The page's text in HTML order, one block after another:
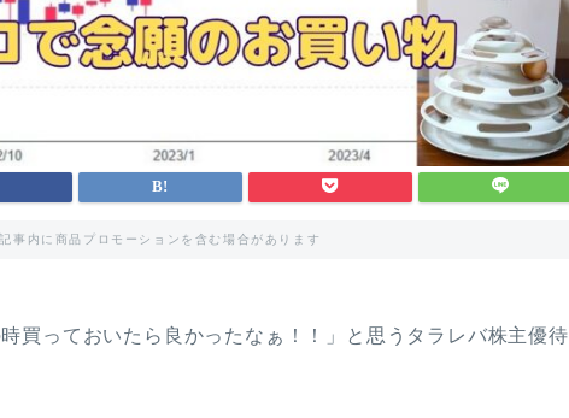
記事内に商品プロモーションを含む場合があります
買っておいたら良かったなぁ！！」と思うタラレバ株主優待